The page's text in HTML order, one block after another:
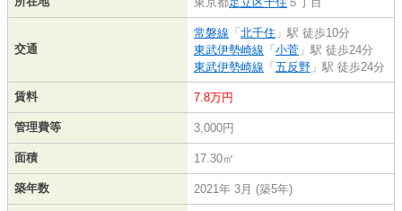
交通
常磐線 「 北千住 」駅 徒歩10分
東武伊勢崎線 「 小菅 」駅 徒歩24分
東武伊勢崎線 「 五反野 」駅 徒歩24分
賃料 7.8万円
管理費等 3,000円
面積 17.30㎡
築年数 2021年 3月 (築5年)